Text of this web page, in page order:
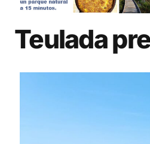
Teulada